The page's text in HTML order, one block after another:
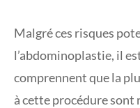
Malgré ces risques
l’abdominoplastie, il
comprennent que la
à cette procédure sont